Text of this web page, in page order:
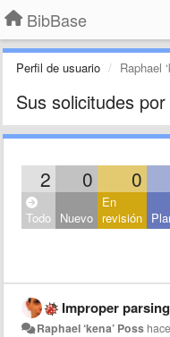
BibBase
Perfil de usuario Raphael
Sus solicitudes
2 0 0
Todo Nuevo
En
revisión
Improper
Raphael ‘kena’ Poss